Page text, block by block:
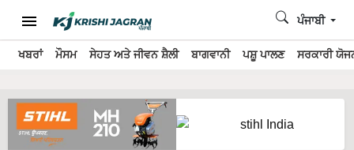
ਖਬਰਾਂ ਮੌਸਮ ਸੇਹਤ ਅਤੇ ਜੀਵਨ ਸ਼ੈਲੀ ਬਾਗਵਾਨੀ ਪਸ਼ੂ ਪਾਲਣ ਸਰਕਾਰੀ
ਪੰਜਾਬੀ